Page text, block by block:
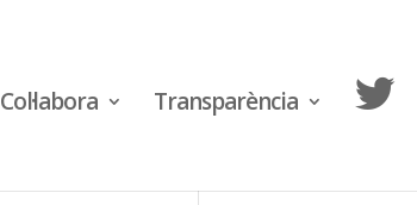
Col·labora Transparència